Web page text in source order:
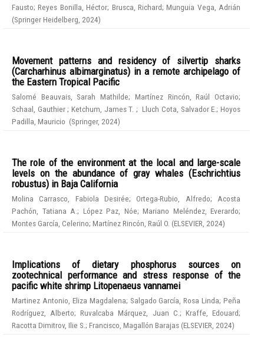
Fausto;Reyes Bonilla, Héctor; Brusca, Richard;Munguia Vega, Adrián
(Springer Heidelberg 2024)
Movement patterns and residency of silvertip sharks
(Carcharhinus albimarginatus) in a remote archipelago of
the Eastern Tropical Pacific
Salomé Beauvais, Sarah Mathilde; Martínez Rincón, Raúl Octavio;
Schaal, Gauthier;Ketchum, James T.; Lluch Cota, Salvador E.;Hoyos
Padilla, Mauricio (Springer, 2024)
The role of the environment at the local and large-scale
levels on the abundance of gray whales (Eschrichtius
robustus) in Baja California
Molina Carrasco, Fabiola Desirée;Ortega-Rubio, Alfredo; Acosta
Pachón, Tatiana A. ; López Paz, Nóe; Mariano Meléndez, Everardo;
Montes García, Celerino; Martínez Rincón, Raúl O. (ELSEVIER 2024)
Implications of dietary phosphorus sources on
zootechnical performance and stress response of the
pacific white shrimp Litopenaeus vannamei
Martinez Antonio, Eliza Magdalena; Salgado García, Rosa Linda; Peña
Rodríguez, Alberto;Ruvalcaba Márquez, Juan C. ; Kraffe, Edouard;
Racotta Dimitrov, Ilie S. ; Francisco, Magallón Barajas (ELSEVIER 2024)